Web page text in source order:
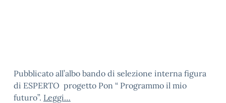
Pubblicato all’albo bando di selezione interna figura
di ESPERTO progetto Pon “ Programmo il mio
futuro”. Leggi…